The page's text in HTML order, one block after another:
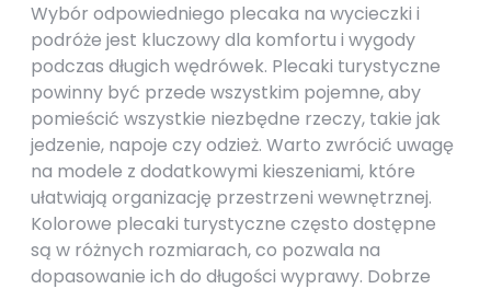
Wybór odpowiedniego plecaka na wycieczki i
podróże jest kluczowy dla komfortu i wygody
podczas długich wędrówek. Plecaki turystyczne
powinny być przede wszystkim pojemne, aby
pomieścić wszystkie niezbędne rzeczy, takie jak
jedzenie, napoje czy odzież. Warto zwrócić uwagę
na modele z dodatkowymi kieszeniami, które
ułatwiają organizację przestrzeni wewnętrznej.
Kolorowe plecaki turystyczne często dostępne
są w różnych rozmiarach, co pozwala na
dopasowanie ich do długości wyprawy. Dobrze